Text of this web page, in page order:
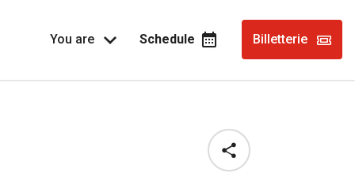
You are Schedule Billetterie